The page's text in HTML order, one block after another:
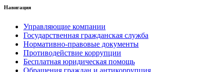
Навигация
Управляющие компании
Государственная гражданская служба
Нормативно-правовые документы
Противодействие коррупции
Бесплатная юридическая помощь